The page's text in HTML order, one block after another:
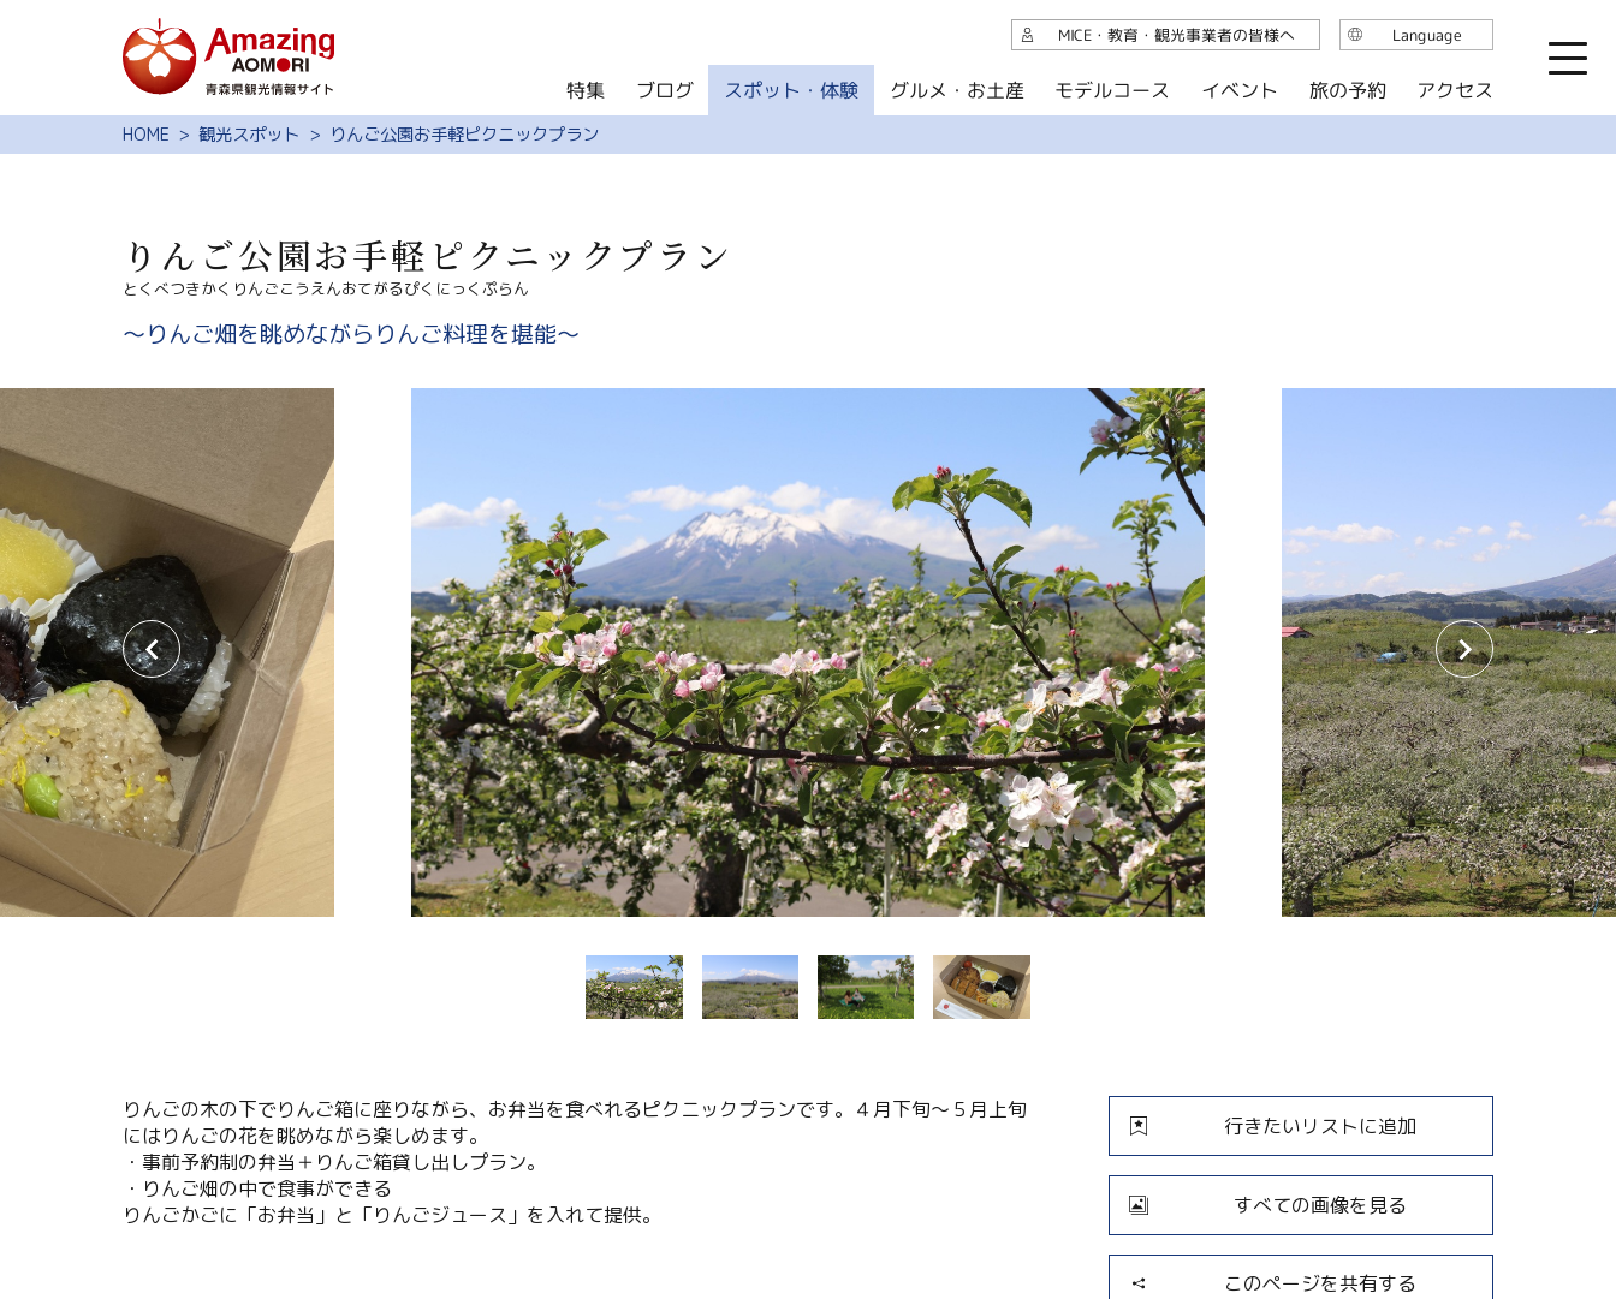
特集
スポット・体験
グルメ・お土産
旅の予約
観光ガイド
サイト内検索
共有
パンフレットダウンロード
よくある質問
運営組織について
関連リンク集
Language
English
繁体中文
简体中文
MICE・教育・観光事業者の皆様へ
HOME 観光スポット りんご公園お手軽ピクニックプラン
りんご公園お手軽ピクニックプラン
とくべつきかくりんごこうえんおてがるぴくにっくぷらん
～りんご畑を眺めながらりんご料理を堪能～
りんごの木の下でりんご箱に座りながら、お弁当を食べれるピクニックプランです。４月下旬～５月上旬
にはりんごの花を眺めながら楽しめます。
・事前予約制の弁当＋りんご箱貸し出しプラン。
・りんご畑の中で食事ができる
りんごかごに「お弁当」と「りんごジュース」を入れて提供。
行きたいリストに追加
すべての画像を見る
このページを共有する
特集 ブログ スポット・体験 グルメ・お土産 モデルコース イベント 旅の予約 アクセス
MICE・教育・観光事業者の皆様へ Language
English
简体中文